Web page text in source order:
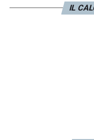
IL